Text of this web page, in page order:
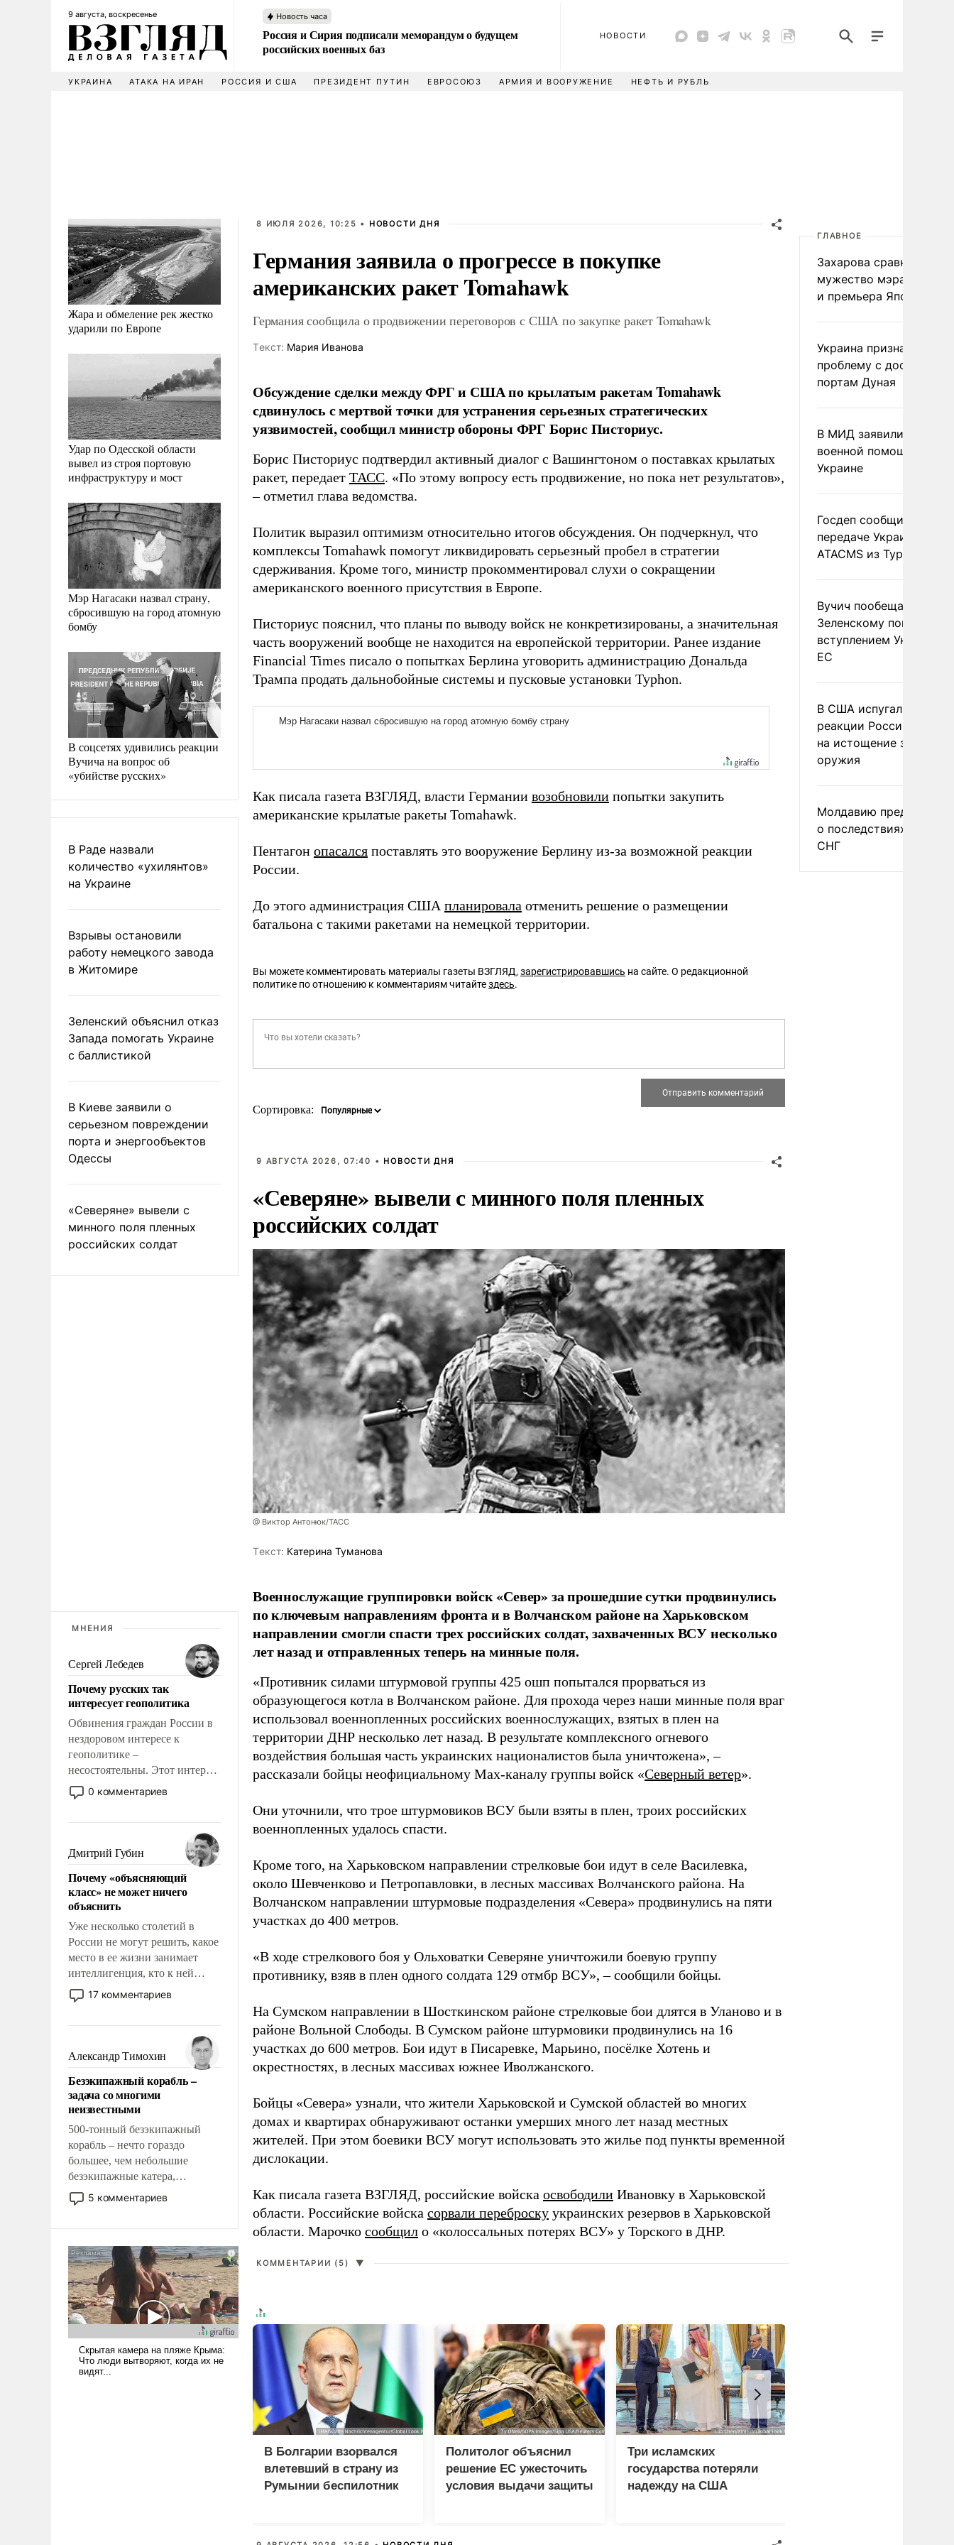
9 августа, воскресенье Новость часа
Россия и Сирия подписали меморандум о будущем
российских военных баз
НОВОСТИ
УКРАИНА АТАКА НА ИРАН РОССИЯ И США ПРЕЗИДЕНТ ПУТИН ЕВРОСОЮЗ АРМИЯ И ВООРУЖЕНИЕ НЕФТЬ И РУБЛЬ
Жара и обмеление рек жестко
ударили по Европе
Удар по Одесской области
вывел из строя портовую
инфраструктуру и мост
Мэр Нагасаки назвал страну,
сбросившую на город атомную
бомбу
В соцсетях удивились реакции
Вучича на вопрос об
«убийстве русских»
В Раде назвали
количество «ухилянтов»
на Украине
Взрывы остановили
работу немецкого завода
в Житомире
Зеленский объяснил отказ
Запада помогать Украине
с баллистикой
В Киеве заявили о
серьезном повреждении
порта и энергообъектов
Одессы
«Северяне» вывели с
минного поля пленных
российских солдат
МНЕНИЯ
Сергей Лебедев
Почему русских так
интересует геополитика
Обвинения граждан России в
нездоровом интересе к
геополитике –
несостоятельны. Этот интерес
рационален и прагматичен. Он
обусловлен тысячелетним
фундаментальным знанием,
что мировая политика имеет
свойство заявляться на порог
нашего дома.
0 комментариев
Дмитрий Губин
Почему «объясняющий
класс» не может ничего
объяснить
Уже несколько столетий в
России не могут решить, какое
место в ее жизни занимает
интеллигенция, кто к ней
принадлежит, а кого из нее
исключили с правом
чем она отличается от просто
образованных людей. Иногда
казалось, что эти вопросы
решены раз и навсегда, но –
нет, не решены.
17 комментариев
Александр Тимохин
Безэкипажный корабль –
задача со многими
неизвестными
500-тонный безэкипажный
корабль – нечто гораздо
большее, чем небольшие
безэкипажные катера,
применение которых уже
стало обыденностью. Задача по
и ее реализация радикально
поднимет наши боевые
возможности.
5 комментариев
8 ИЮЛЯ 2026, 10:25 • НОВОСТИ ДНЯ
Германия заявила о прогрессе в покупке
американских ракет Tomahawk
Германия сообщила о продвижении переговоров с США по закупке ракет Tomahawk
Tекст: Мария Иванова
Обсуждение сделки между ФРГ и США по крылатым ракетам Tomahawk
сдвинулось с мертвой точки для устранения серьезных стратегических
уязвимостей, сообщил министр обороны ФРГ Борис Писториус.
Борис Писториус подтвердил активный диалог с Вашингтоном о поставках крылатых
ракет, передает ТАСС. «По этому вопросу есть продвижение, но пока нет результатов»,
– отметил глава ведомства.
Политик выразил оптимизм относительно итогов обсуждения. Он подчеркнул, что
комплексы Tomahawk помогут ликвидировать серьезный пробел в стратегии
сдерживания. Кроме того, министр прокомментировал слухи о сокращении
американского военного присутствия в Европе.
Писториус пояснил, что планы по выводу войск не конкретизированы, а значительная
часть вооружений вообще не находится на европейской территории. Ранее издание
Financial Times писало о попытках Берлина уговорить администрацию Дональда
Трампа продать дальнобойные системы и пусковые установки Typhon.
Как писала газета ВЗГЛЯД, власти Германии возобновили попытки закупить
американские крылатые ракеты Tomahawk.
Пентагон опасался поставлять это вооружение Берлину из-за возможной реакции
России.
До этого администрация США планировала отменить решение о размещении
батальона с такими ракетами на немецкой территории.
Вы можете комментировать материалы газеты ВЗГЛЯД, зарегистрировавшись на сайте. О редакционной
политике по отношению к комментариям читайтездесь.
Сортировка:
9 АВГУСТА 2026, 07:40 • НОВОСТИ ДНЯ
«Северяне» вывели с минного поля пленных
российских солдат
@ Виктор Антонюк/ТАСС
Tекст: Катерина Туманова
Военнослужащие группировки войск «Север» за прошедшие сутки продвинулись
по ключевым направлениям фронта и в Волчанском районе на Харьковском
направлении смогли спасти трех российских солдат, захваченных ВСУ несколько
лет назад и отправленных теперь на минные поля.
«Противник силами штурмовой группы 425 ошп попытался прорваться из
образующегося котла в Волчанском районе. Для прохода через наши минные поля враг
использовал военнопленных российских военнослужащих, взятых в плен на
территории ДНР несколько лет назад. В результате комплексного огневого
воздействия большая часть украинских националистов была уничтожена», –
рассказали бойцы неофициальному Max-каналу группы войск «Северный ветер».
Они уточнили, что трое штурмовиков ВСУ были взяты в плен, троих российских
военнопленных удалось спасти.
Кроме того, на Харьковском направлении стрелковые бои идут в селе Василевка,
около Шевченково и Петропавловки, в лесных массивах Волчанского района. На
Волчанском направлении штурмовые подразделения «Севера» продвинулись на пяти
участках до 400 метров.
«В ходе стрелкового боя у Ольховатки Северяне уничтожили боевую группу
противнику, взяв в плен одного солдата 129 отмбр ВСУ», – сообщили бойцы.
На Сумском направлении в Шосткинском районе стрелковые бои длятся в Уланово и в
районе Вольной Слободы. В Сумском районе штурмовики продвинулись на 16
участках до 600 метров. Бои идут в Писаревке, Марьино, посёлке Хотень и
окрестностях, в лесных массивах южнее Иволжанского.
Бойцы «Севера» узнали, что жители Харьковской и Сумской областей во многих
домах и квартирах обнаруживают останки умерших много лет назад местных
жителей. При этом боевики ВСУ могут использовать это жилье под пункты временной
дислокации.
Как писала газета ВЗГЛЯД, российские войска освободили Ивановку в Харьковской
области. Российские войска сорвали переброску украинских резервов в Харьковской
области. Марочко сообщил о «колоссальных потерях ВСУ» у Торского в ДНР.
КОММЕНТАРИИ (5) ▼
В Болгарии взорвался
влетевший в страну из
Румынии беспилотник
Политолог объяснил
решение ЕС ужесточить
условия выдачи защиты
Три исламских
государства потеряли
надежду на США
ГЛАВНОЕ
Захарова сравнила
мужество мэра
и премьера Японии
Украина признала
проблему с доступом к
портам Дуная
В МИД заявили о
военной помощи
Украине
Госдеп сообщил о
передаче Украине
ATACMS из Турции
Вучич пообещал
Зеленскому помочь со
вступлением Украины в
ЕС
В США испугались
реакции России и
на истощение запасов
оружия
Молдавию
о последствиях выхода
СНГ